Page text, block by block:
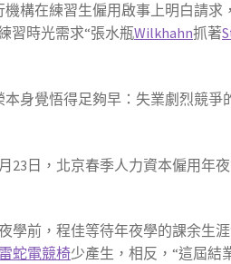
在練習生僱用啟事上明白請求，
習時光需求“張水瓶Wilkhahn抓著
覺悟得足夠早：失業劇烈競爭
日，北京春季人力資本僱用年夜
前，程佳等待年夜學的課余生涯
蛇電競椅少產生，相反，“這屆結